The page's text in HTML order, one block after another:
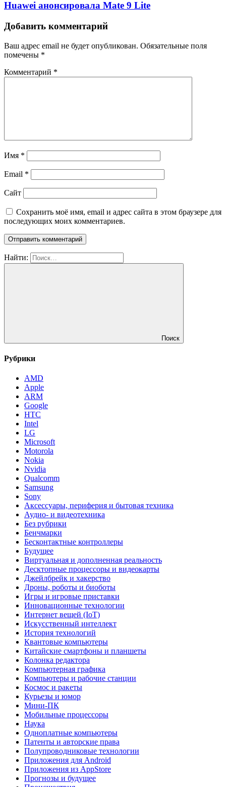
Huawei анонсировала Mate 9 Lite
Добавить комментарий
Ваш адрес email не будет опубликован. Обязательные поля
помечены *
Комментарий *
Имя *
Email *
Сайт
Сохранить моё имя, email и адрес сайта в этом браузере для
последующих моих комментариев.
Найти:
Поиск
Рубрики
AMD
Apple
ARM
Google
HTC
Intel
LG
Microsoft
Motorola
Nokia
Nvidia
Qualcomm
Samsung
Sony
Аксессуары, периферия и бытовая техника
Аудио- и видеотехника
Без рубрики
Бенчмарки
Бесконтактные контроллеры
Будущее
Виртуальная и дополненная реальность
Десктопные процессоры и видеокарты
Джейлбрейк и хакерство
Дроны, роботы и биоботы
Игры и игровые приставки
Инновационные технологии
Интернет вещей (IoT)
Искусственный интеллект
История технологий
Квантовые компьютеры
Китайские смартфоны и планшеты
Колонка редактора
Компьютерная графика
Компьютеры и рабочие станции
Космос и ракеты
Курьезы и юмор
Мини-ПК
Мобильные процессоры
Наука
Одноплатные компьютеры
Патенты и авторские права
Полупроводниковые технологии
Приложения для Android
Приложения из AppStore
Прогнозы и будущее